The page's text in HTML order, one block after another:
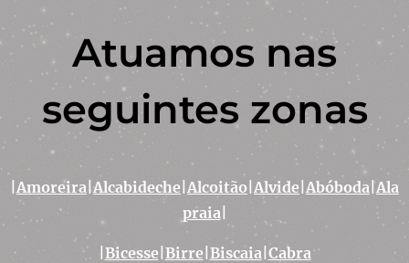
Atuamos nas
seguintes zonas
Amoreira |Alcabideche Alcoitão Alvide Abóboda |Ala
praia
Bicesse Birre Biscaia Cabra